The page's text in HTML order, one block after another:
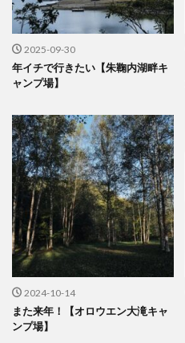
2025-09-30
年イチで行きたい【朱鞠内湖畔キ
ャンプ場】
2024-10-14
また来年！【オロウエン大滝キャ
ンプ場】